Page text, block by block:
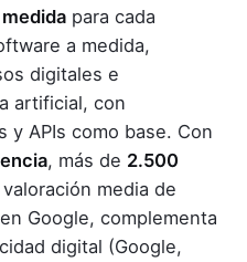
para cada
a medida,
digitales e
artificial, con
y APIs como base. Con
, más de 2.500
media de
Google, complementa
digital (Google,